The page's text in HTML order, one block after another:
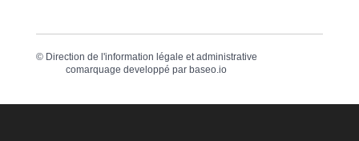
© Direction de l'information légale et administrative
comarquage developpé parbaseo.io